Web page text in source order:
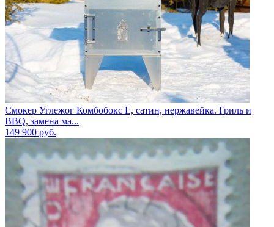
Смокер Углежог Комбобокс L, сатин, нержавейка. Гриль и
BBQ, замена ма...
149 900 руб.